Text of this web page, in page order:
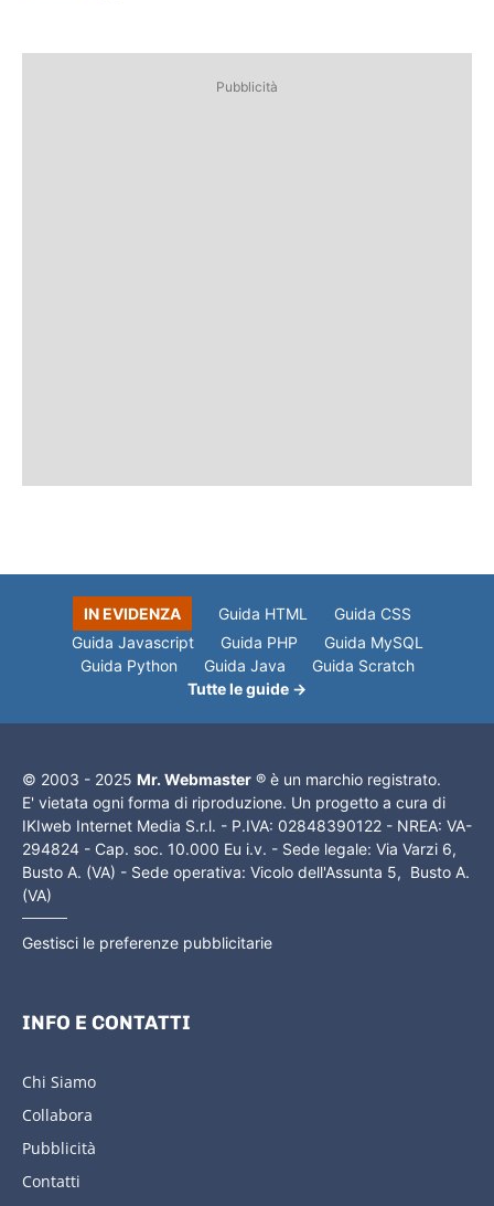
Pubblicità
IN EVIDENZA Guida HTML
Guida CSS
Guida Javascript
Guida PHP
Guida MySQL
Guida Python
Guida Java
Guida Scratch
Tutte le guide →
© 2003 - 2025 Mr. Webmaster ® è un marchio registrato.
E' vietata ogni forma di riproduzione. Un progetto a cura di
IKIweb Internet Media S.r.l. - P.IVA: 02848390122 - NREA: VA-
294824 - Cap. soc. 10.000 Eu i.v. - Sede legale: Via Varzi 6,
Busto A. (VA) - Sede operativa: Vicolo dell'Assunta 5, Busto A.
(VA)
Gestisci le preferenze pubblicitarie
INFO E CONTATTI
Chi Siamo
Collabora
Pubblicità
Contatti